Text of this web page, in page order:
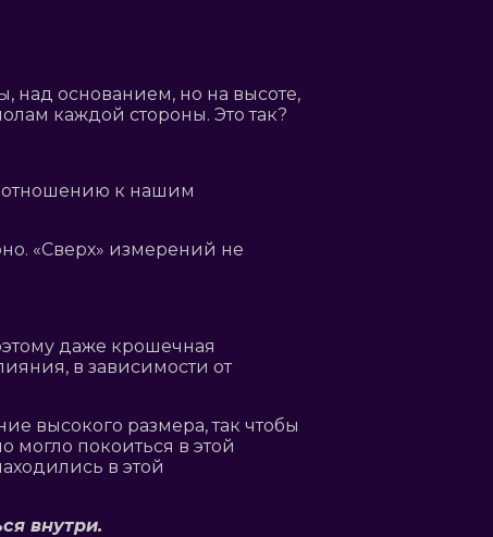
основанием, но на высоте,
каждой стороны. Это так?
отношению к нашим
«Сверх» измерений не
даже крошечная
в зависимости от
высокого размера, так чтобы
могло покоиться в этой
в этой
внутри.